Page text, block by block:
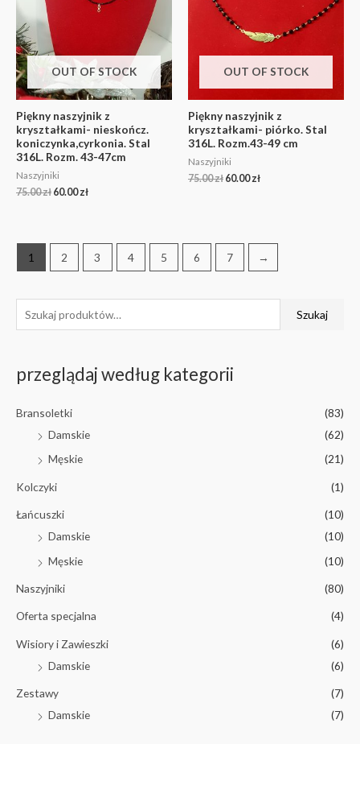
Szukaj
przeglądaj według kategorii
Bransoletki
(83)
Damskie
(62)
Męskie
(21)
Kolczyki (1)
Łańcuszki
(10)
Damskie
(10)
Męskie
(10)
Naszyjniki (80)
Oferta specjalna (4)
Wisiory i Zawieszki
(6)
Damskie
(6)
Zestawy
(7)
Damskie
(7)
OUT OF STOCK
Piękny naszyjnik z
kryształkami- nieskończ.
koniczynka,cyrkonia. Stal
316L. Rozm. 43-47cm
Naszyjniki
75.00zł 60.00zł
OUT OF STOCK
Piękny naszyjnik z
kryształkami- piórko. Stal
316L. Rozm.43-49 cm
Naszyjniki
75.00zł 60.00zł
1 2 3 4 5 6 7 →